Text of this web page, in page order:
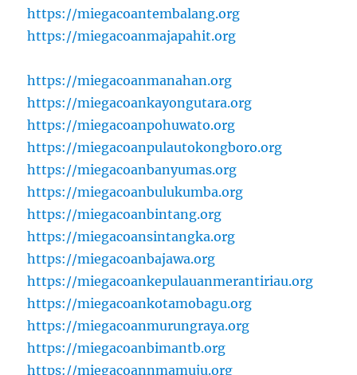
https://miegacoantembalang.org
https://miegacoanmajapahit.org
https://miegacoanmanahan.org
https://miegacoankayongutara.org
https://miegacoanpohuwato.org
https://miegacoanpulautokongboro.org
https://miegacoanbanyumas.org
https://miegacoanbulukumba.org
https://miegacoanbintang.org
https://miegacoansintangka.org
https://miegacoanbajawa.org
https://miegacoankepulauanmerantiriau.org
https://miegacoankotamobagu.org
https://miegacoanmurungraya.org
https://miegacoanbimantb.org
https://miegacoannmamuju.org